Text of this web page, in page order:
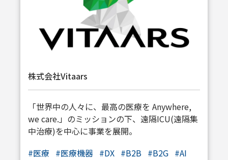
株式会社Vitaars
「世界中の人々に、最高の医療を Anywhere,
we care.」のミッションの下、遠隔ICU(遠隔集
中治療)を中心に事業を展開。
#医療 #医療機器 #DX #B2B #B2G #AI